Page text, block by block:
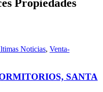
Propiedades
Noticias, Venta-
SANTA